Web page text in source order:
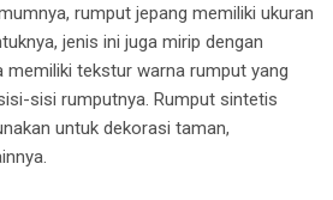
rumput jepang memiliki ukuran
jenis ini juga mirip dengan
memiliki tekstur warna rumput yang
sisi rumputnya. Rumput sintetis
untuk dekorasi taman,